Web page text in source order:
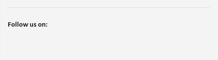
Follow us on: